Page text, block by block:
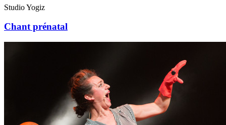
Studio Yogiz
Chant prénatal